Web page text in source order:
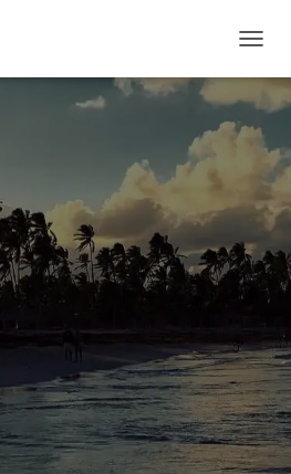
É
L
N
A
A
T
I
O
N